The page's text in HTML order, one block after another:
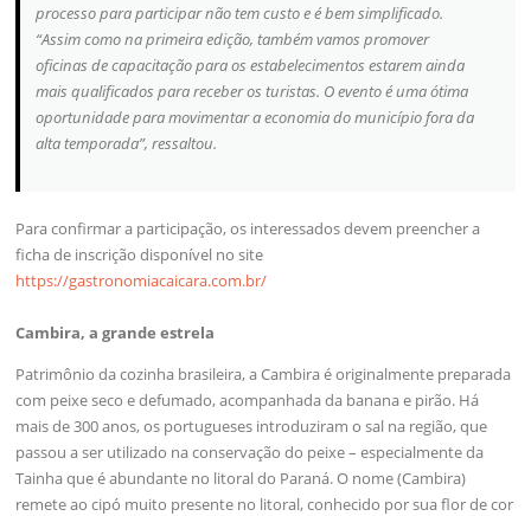
processo para participar não tem custo e é bem simplificado.
“Assim como na primeira edição, também vamos promover
oficinas de capacitação para os estabelecimentos estarem ainda
mais qualificados para receber os turistas. O evento é uma ótima
oportunidade para movimentar a economia do município fora da
alta temporada”, ressaltou.
Para confirmar a participação, os interessados devem preencher a
ficha de inscrição disponível no site
https://gastronomiacaicara.com.br/
Cambira, a grande estrela
Patrimônio da cozinha brasileira, a Cambira é originalmente preparada
com peixe seco e defumado, acompanhada da banana e pirão. Há
mais de 300 anos, os portugueses introduziram o sal na região, que
passou a ser utilizado na conservação do peixe – especialmente da
Tainha que é abundante no litoral do Paraná. O nome (Cambira)
remete ao cipó muito presente no litoral, conhecido por sua flor de cor